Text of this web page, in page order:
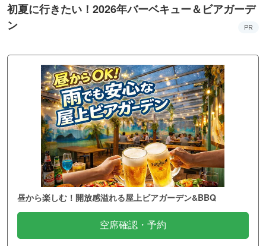
初夏に行きたい！2026年バーベキュー＆ビアガーデ
ン
PR
昼から楽しむ！開放感溢れる屋上ビアガーデン&BBQ
空席確認・予約